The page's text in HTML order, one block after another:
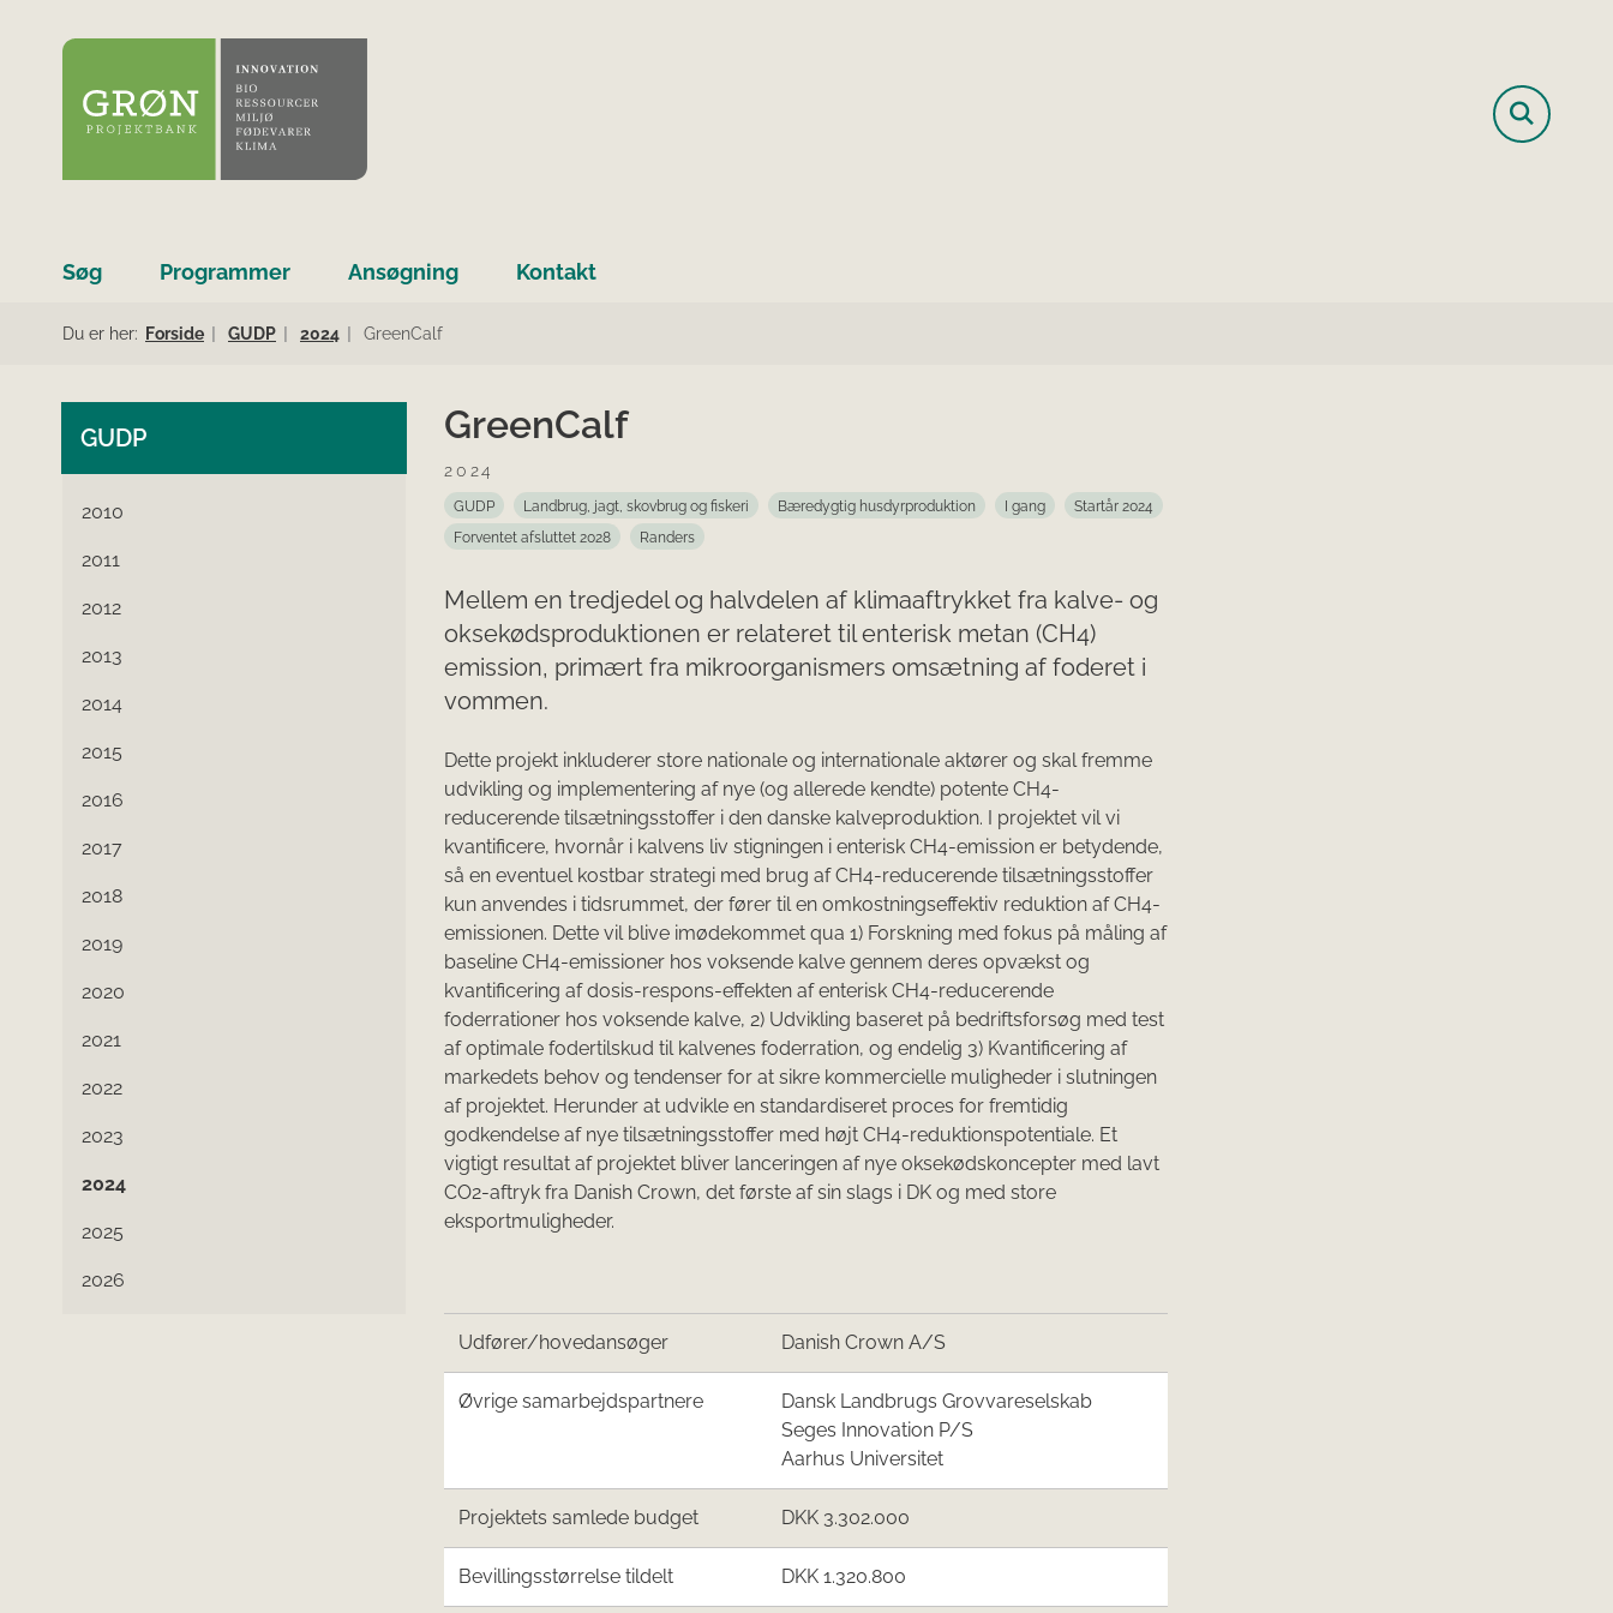
Søg Programmer Ansøgning Kontakt
Du er her: Forside GUDP 2024 GreenCalf
GUDP
2010
2011
2012
2013
2014
2015
2016
2017
2018
2019
2020
2021
2022
2023
2024
2025
2026
GreenCalf
2024
GUDP Landbrug, jagt, skovbrug og fiskeri Bæredygtig husdyrproduktion I gang
Startår 2024
Forventet afsluttet 2028
Randers
Mellem en tredjedel og halvdelen af klimaaftrykket fra kalve- og
oksekødsproduktionen er relateret til enterisk metan (CH4)
emission, primært fra mikroorganismers omsætning af foderet i
vommen.
Dette projekt inkluderer store nationale og internationale aktører og skal fremme
udvikling og implementering af nye (og allerede kendte) potente CH4-
reducerende tilsætningsstoffer i den danske kalveproduktion. I projektet vil vi
kvantificere, hvornår i kalvens liv stigningen i enterisk CH4-emission er betydende,
så en eventuel kostbar strategi med brug af CH4-reducerende tilsætningsstoffer
kun anvendes i tidsrummet, der fører til en omkostningseffektiv reduktion af CH4-
emissionen. Dette vil blive imødekommet qua 1) Forskning med fokus på måling af
baseline CH4-emissioner hos voksende kalve gennem deres opvækst og
kvantificering af dosis-respons-effekten af enterisk CH4-reducerende
foderrationer hos voksende kalve, 2) Udvikling baseret på bedriftsforsøg med test
af optimale fodertilskud til kalvenes foderration, og endelig 3) Kvantificering af
markedets behov og tendenser for at sikre kommercielle muligheder i slutningen
af projektet. Herunder at udvikle en standardiseret proces for fremtidig
godkendelse af nye tilsætningsstoffer med højt CH4-reduktionspotentiale. Et
vigtigt resultat af projektet bliver lanceringen af nye oksekødskoncepter med lavt
CO2-aftryk fra Danish Crown, det første af sin slags i DK og med store
eksportmuligheder.
Udfører/hovedansøger Danish Crown A/S
Øvrige samarbejdspartnere
Dansk Landbrugs Grovvareselskab
Seges Innovation P/S
Aarhus Universitet
Projektets samlede budget DKK 3.302.000
Bevillingsstørrelse tildelt DKK 1.320.800